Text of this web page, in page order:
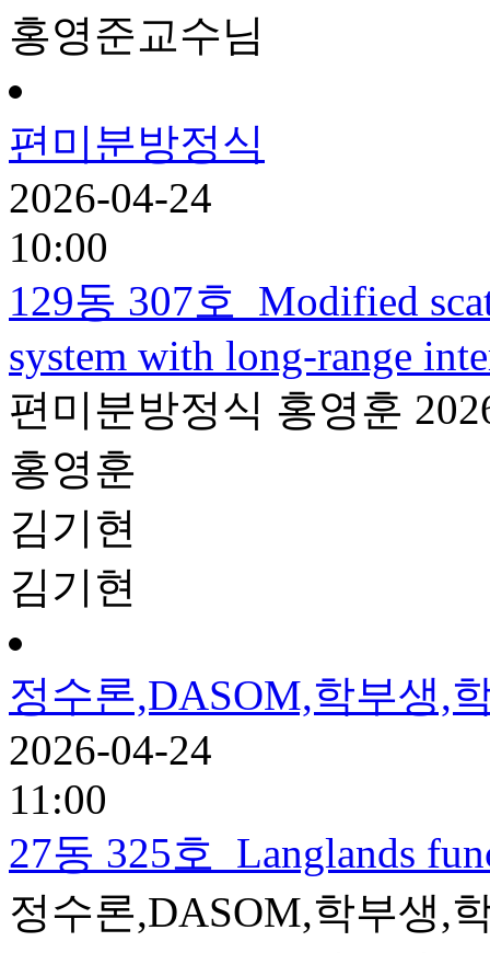
홍영준교수님
편미분방정식
2026-04-24
10:00
129동 307호 Modified
system with long-range
편미분방정식 홍영훈
홍영훈
김기현
김기현
정수론,DASOM,학부생,
2026-04-24
11:00
27동 325호 Langlands
정수론,DASOM,학부생,